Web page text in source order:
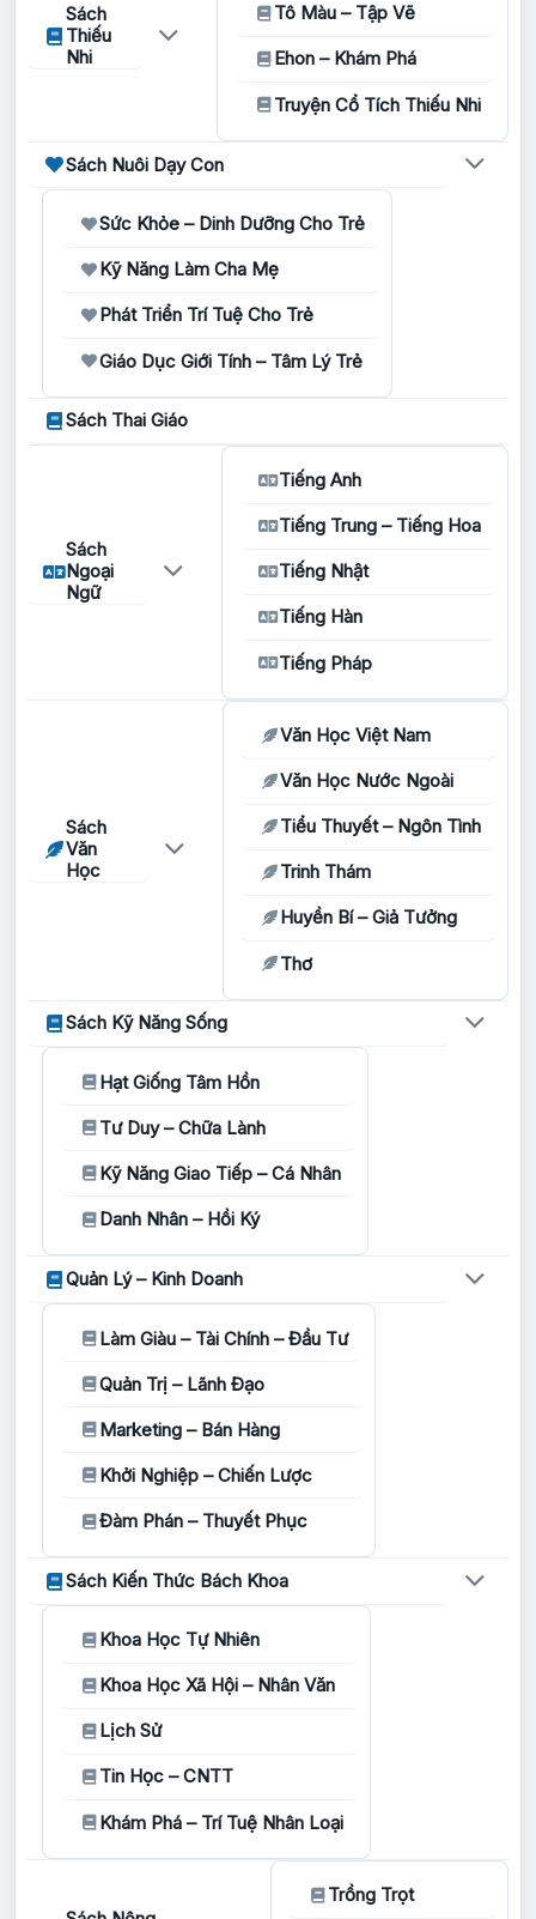
Sách
Thiếu
Nhi
Tô Màu – Tập Vẽ
Ehon – Khám Phá
Truyện Cổ Tích Thiếu Nhi
Sách Nuôi Dạy Con
Sức Khỏe – Dinh Dưỡng Cho Trẻ
Kỹ Năng Làm Cha Mẹ
Phát Triển Trí Tuệ Cho Trẻ
Giáo Dục Giới Tính – Tâm Lý Trẻ
Sách Thai Giáo
Sách
Ngoại
Ngữ
Tiếng Anh
Tiếng Trung – Tiếng Hoa
Tiếng Nhật
Tiếng Hàn
Tiếng Pháp
Sách
Văn
Học
Văn Học Việt Nam
Văn Học Nước Ngoài
Tiểu Thuyết – Ngôn Tình
Trinh Thám
Huyền Bí – Giả Tưởng
Thơ
Sách Kỹ Năng Sống
Hạt Giống Tâm Hồn
Tư Duy – Chữa Lành
Kỹ Năng Giao Tiếp – Cá Nhân
Danh Nhân – Hồi Ký
Quản Lý – Kinh Doanh
Làm Giàu – Tài Chính – Đầu Tư
Quản Trị – Lãnh Đạo
Marketing – Bán Hàng
Khởi Nghiệp – Chiến Lược
Đàm Phán – Thuyết Phục
Sách Kiến Thức Bách Khoa
Khoa Học Tự Nhiên
Khoa Học Xã Hội – Nhân Văn
Lịch Sử
Tin Học – CNTT
Khám Phá – Trí Tuệ Nhân Loại
Trồng Trọt